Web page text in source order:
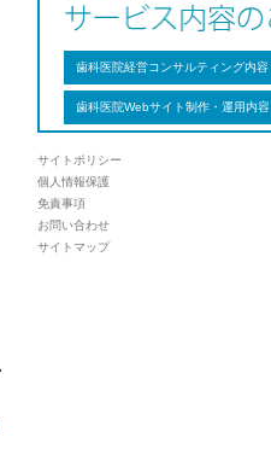
歯科医院経営コンサルティング内容
歯科医院Webサイト制作・運用内容
サイトポリシー
個人情報保護
免責事項
お問い合わせ
サイトマップ